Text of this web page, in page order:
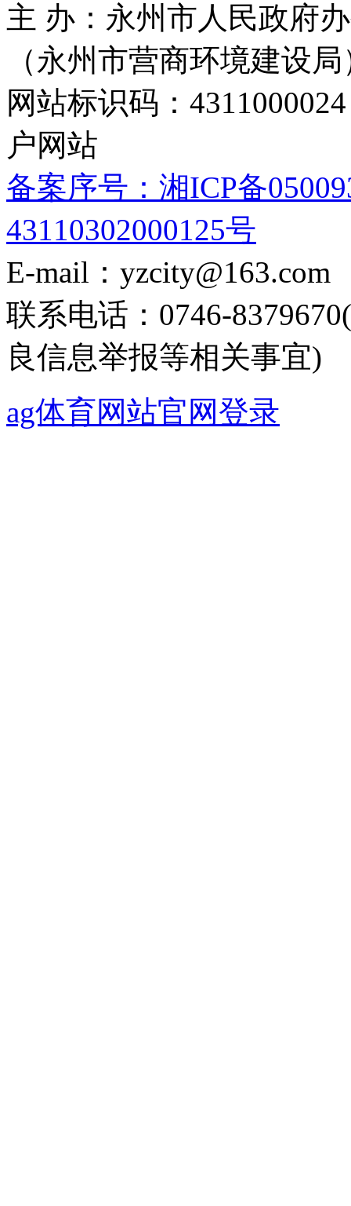
主 办：永州市人民政府
（永州市营商环境建设局
网站标识码：
户网站
备案序号：湘ICP备
43110302000125号
E-mail：yzcity@163.com
联系电话：0746-
良信息举报等相关事宜)
ag体育网站官网登录